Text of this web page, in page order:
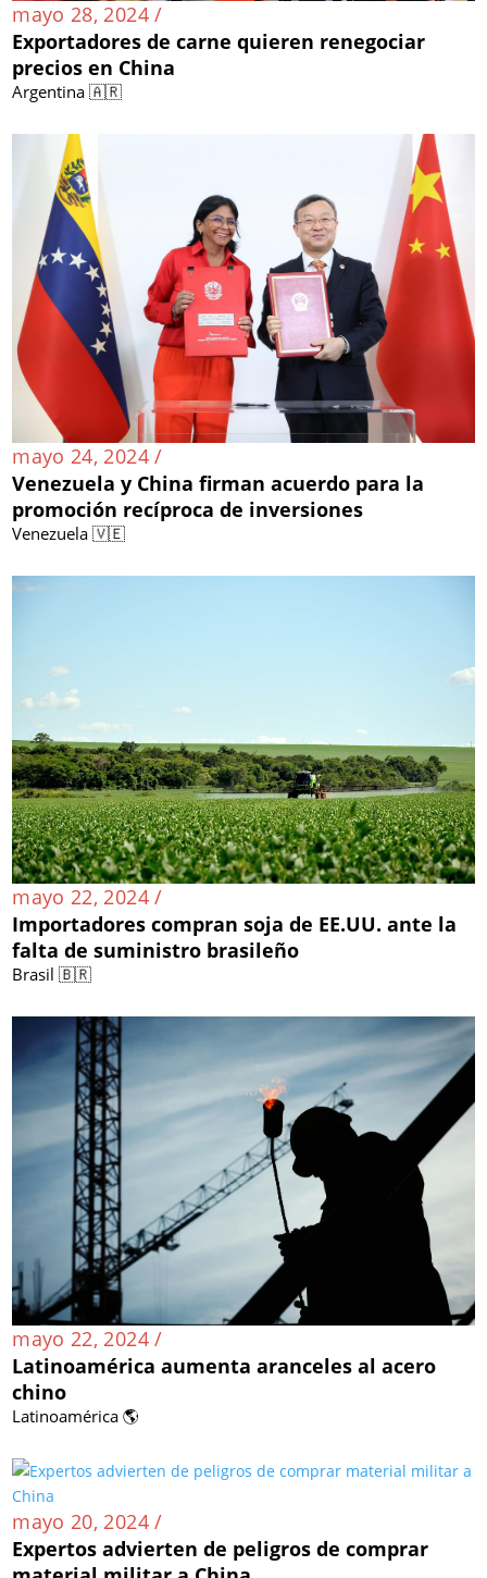
mayo 28, 2024 /
Exportadores de carne quieren renegociar
precios en China
Argentina 🇦🇷
mayo 24, 2024 /
Venezuela y China firman acuerdo para la
promoción recíproca de inversiones
Venezuela 🇻🇪
mayo 22, 2024 /
Importadores compran soja de EE.UU. ante la
falta de suministro brasileño
Brasil 🇧🇷
mayo 22, 2024 /
Latinoamérica aumenta aranceles al acero
chino
Latinoamérica 🌎
mayo 20, 2024 /
Expertos advierten de peligros de comprar